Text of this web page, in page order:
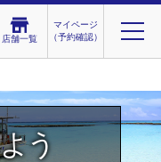
店舗一覧
マイページ
（予約確認）
う